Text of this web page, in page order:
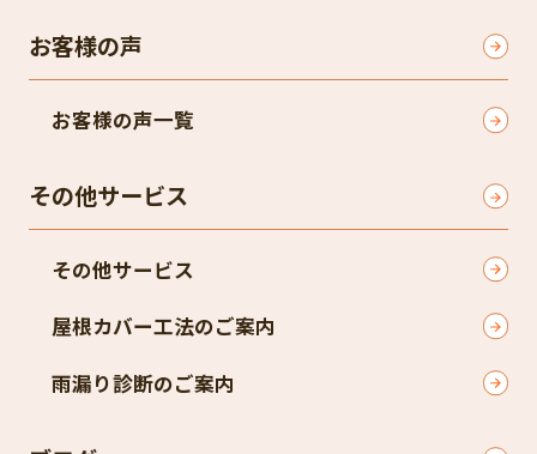
お客様の声
お客様の声一覧
その他サービス
その他サービス
屋根カバー工法のご案内
雨漏り診断のご案内